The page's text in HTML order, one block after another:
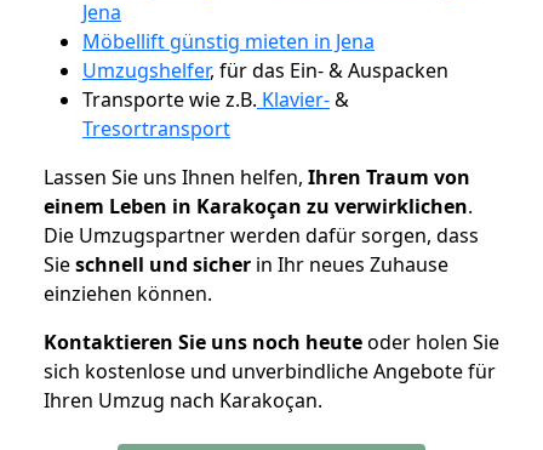
Jena
Möbellift günstig mieten in Jena
Umzugshelfer, für das Ein- & Auspacken
Transporte wie z.B. Klavier-&
Tresortransport
Lassen Sie uns Ihnen helfen, Ihren Traum von
einem Leben in Karakoçan zu verwirklichen.
Die Umzugspartner werden dafür sorgen, dass
Sieschnell und sicher in Ihr neues Zuhause
einziehen können.
Kontaktieren Sie uns noch heuteoder holen Sie
sich kostenlose und unverbindliche Angebote für
Ihren Umzug nach Karakoçan.